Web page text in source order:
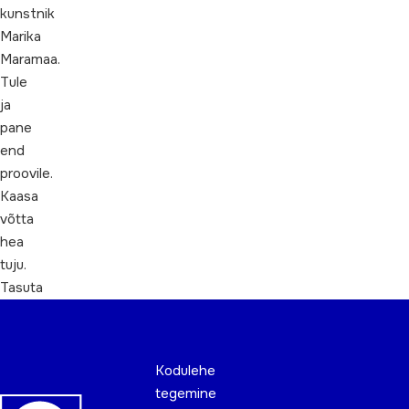
kunstnik
Marika
Maramaa.
Tule
ja
pane
end
proovile.
Kaasa
võtta
hea
tuju.
Tasuta
Kodulehe
tegemine